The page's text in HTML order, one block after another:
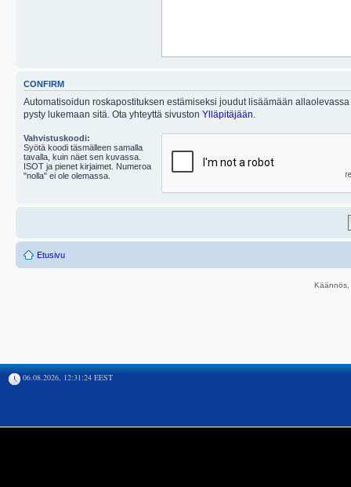
CONFIRM
Automatisoidun roskapostituksen estämiseksi joudut lisäämään
pysty lukemaan sitä. Ota yhteyttä sivuston Ylläpitäjään
Vahvistuskoodi:
Syötä koodi täsmälleen samalla
tavalla, kuin näet sen kuvassa.
ISOT ja pienet kirjaimet. Numeroa
"nolla" ei ole olemassa.
Etusivu
06.08.2026, 12:31:24 EEST